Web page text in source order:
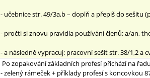
- učebnice str. 49/3a,b – doplň a přepiš do sešitu
- pročti si znovu pravidla používání členů: a/an,
- a následně vypracuj: pracovní sešit str. 38/1,2 a
Po zopakování základních profesí přichází na
- zelený rámeček + příklady profesí s koncovkou